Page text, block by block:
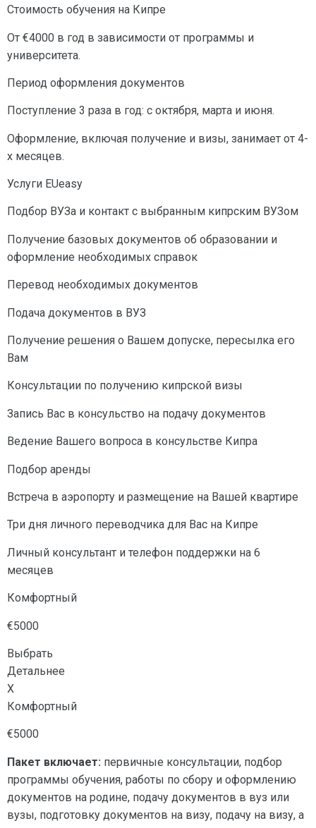
Стоимость обучения на Кипре
От €4000 в год в зависимости от программы и
университета.
Период оформления документов
Поступление 3 раза в год: с октября, марта и июня.
Оформление, включая получение и визы, занимает от 4-
х месяцев.
Услуги EUeasy
Подбор ВУЗа и контакт с выбранным кипрским ВУЗом
Получение базовых документов об образовании и
оформление необходимых справок
Перевод необходимых документов
Подача документов в ВУЗ
Получение решения о Вашем допуске, пересылка его
Вам
Консультации по получению кипрской визы
Запись Вас в консульство на подачу документов
Ведение Вашего вопроса в консульстве Кипра
Подбор аренды
Встреча в аэропорту и размещение на Вашей квартире
Три дня личного переводчика для Вас на Кипре
Личный консультант и телефон поддержки на 6
месяцев
Комфортный
€5000
Выбрать
Детальнее
X
Комфортный
€5000
Пакет включает: первичные консультации, подбор
программы обучения, работы по сбору и оформлению
документов на родине, подачу документов в вуз или
вузы, подготовку документов на визу, подачу на визу, а